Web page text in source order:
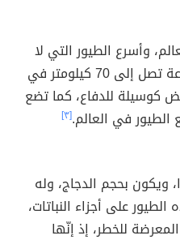
وأسرع الطيور التي لا
تطير، حيث يمكنها الركض بسرعة تصل إلى 70 كيلومتر في
كوسيلة للدفاع، كما تضع
في العالم.[٣]
ويكون بحجم الدجاج، وله
على أجزاء النباتات،
للخطر، إذ إنّها